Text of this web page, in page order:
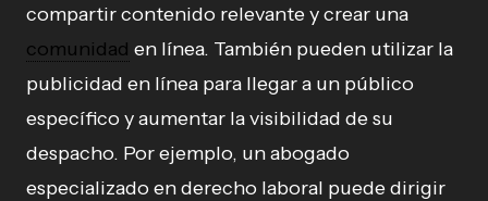
compartir contenido relevante y crear una
comunidad en línea. También pueden utilizar la
publicidad en línea para llegar a un público
específico y aumentar la visibilidad de su
despacho. Por ejemplo, un abogado
especializado en derecho laboral puede dirigir